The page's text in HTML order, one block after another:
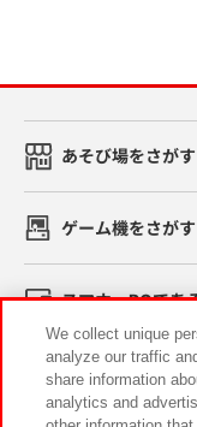
あそび場をさがす
ゲーム機をさがす
スマホ・PCであ
イベント・キャン
We collect unique
analyze our traffic
share information
analytics and